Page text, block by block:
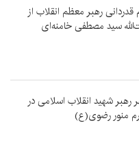
قدردانی رهبر معظم انقلاب از
سید مصطفی خامنه‌ای
رهبر شهید انقلاب اسلامی در
منور رضوی(ع)